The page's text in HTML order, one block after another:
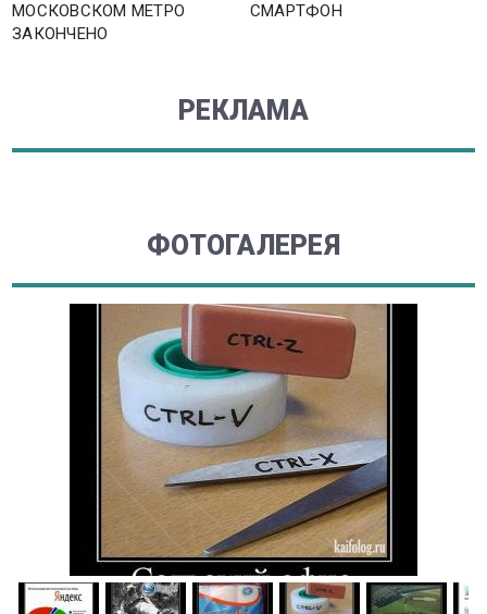
МОСКОВСКОМ МЕТРО
ЗАКОНЧЕНО
СМАРТФОН
РЕКЛАМА
ФОТОГАЛЕРЕЯ